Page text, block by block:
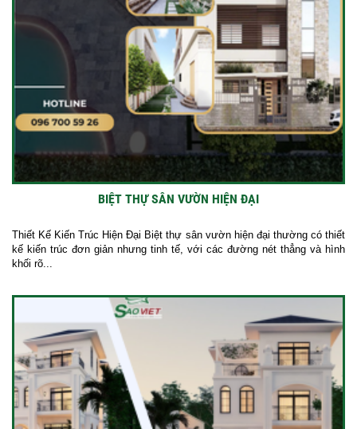
BIỆT THỰ SÂN VƯỜN HIỆN ĐẠI
Thiết Kế Kiến Trúc Hiện Đại Biệt thự sân vườn hiện đại thường có thiết
kế kiến trúc đơn giản nhưng tinh tế, với các đường nét thẳng và hình
khối rõ...